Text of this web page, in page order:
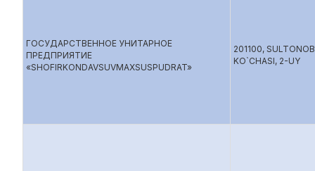
ГОСУДАРСТВЕННОЕ УНИТАРНОЕ
ПРЕДПРИЯТИЕ
«SHOFIRKONDAVSUVMAXSUSPUDRAT»
201100,
KO`CHASI, 2-UY